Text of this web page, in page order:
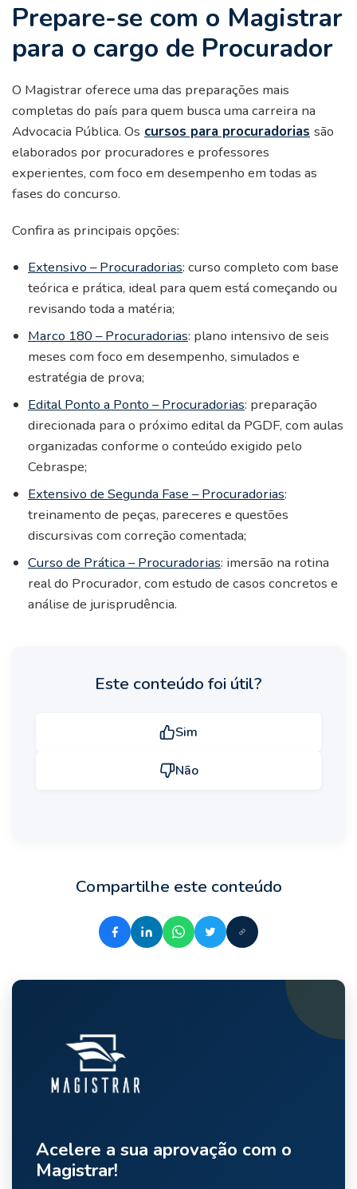
Prepare-se com o Magistrar
para o cargo de Procurador
O Magistrar oferece uma das preparações mais
completas do país para quem busca uma carreira na
Advocacia Pública. Os cursos para procuradorias são
elaborados por procuradores e professores
experientes, com foco em desempenho em todas as
fases do concurso.
Confira as principais opções:
Extensivo – Procuradorias: curso completo com base
teórica e prática, ideal para quem está começando ou
revisando toda a matéria;
Marco 180 – Procuradorias: plano intensivo de seis
meses com foco em desempenho, simulados e
estratégia de prova;
Edital Ponto a Ponto – Procuradorias: preparação
direcionada para o próximo edital da PGDF, com aulas
organizadas conforme o conteúdo exigido pelo
Cebraspe;
Extensivo de Segunda Fase – Procuradorias:
treinamento de peças, pareceres e questões
discursivas com correção comentada;
Curso de Prática – Procuradorias: imersão na rotina
real do Procurador, com estudo de casos concretos e
análise de jurisprudência.
Este conteúdo foi útil?
Sim
Não
Compartilhe este conteúdo
Acelere a sua aprovação com o
Magistrar!